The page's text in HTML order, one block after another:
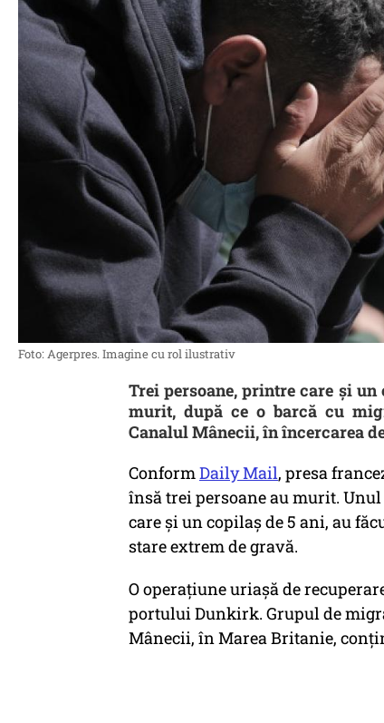
Foto: Agerpres. Imagine cu rol ilustrativ
Trei persoane, printre care și
murit, după ce o barcă cu
Canalul Mânecii, în încercarea
ConformDaily Mail, presa
însă trei persoane au murit.
care și un copilaș de 5 ani, au
stare extrem de gravă.
O operațiune uriașă de
portului Dunkirk. Grupul de
Mânecii, în Marea Britanie,